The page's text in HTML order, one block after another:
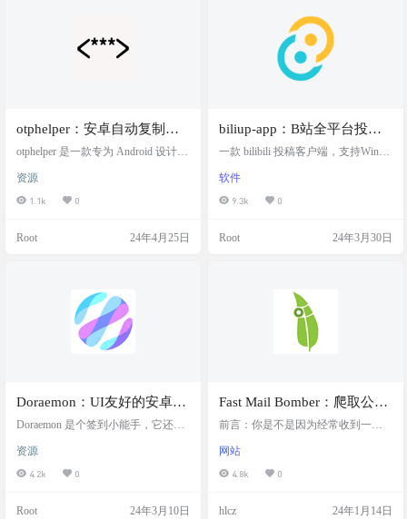
otphelper：安卓自动复制验
证码的开源应用
otphelper 是一款专为 Android 设计的
和通知中复制一次性密码（OTP）和
其他类型的验证码。通过识别通知
提高了用户在处理验证码时的效
区驱动，用户可以通过GitHub上的
项目页面下载最新…
资源
1.1k 0
Root 24年4月25日
biliup-app：B站全平台投稿
客户端，支持分p投稿
一款 bilibili 投稿客户端，支持Windo
稿客户端，支持多p投稿，稿件编
辑。提供更灵活和高效的投稿方
解决现有网页端不能多P（多部分）
换、并发数控制，上海腾讯云可使
用内网线路上传免…
软件
9.3k 0
Root 24年3月30日
Doraemon：UI友好的安卓学
习通签到助手
Doraemon 是个签到小能手，它还能
手机上的学习通签到助手，界面友
好，支持各种签到方式，比如普通
到、签到码签到，还有手势签到
资源
4.2k 0
Root 24年3月10日
Fast Mail Bomber：爬取公共
Mailman 接口实现千量级邮
前言：你是不是因为经常收到一些
题，一个 email 电子邮件轰炸工具，
与短信轰炸和呼死你一样，是通过
到处发垃圾邮件的人。 需要特别注
网站
4.8k 0
hlcz 24年1月14日